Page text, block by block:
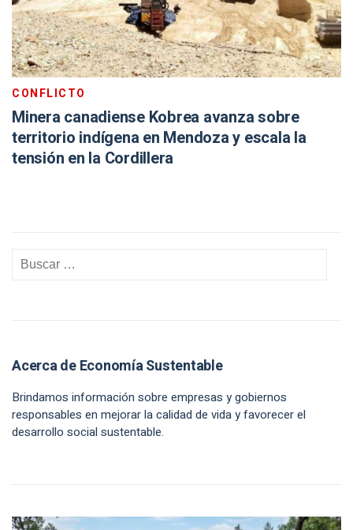
CONFLICTO
Minera canadiense Kobrea avanza sobre
territorio indígena en Mendoza y escala la
tensión en la Cordillera
Acerca de Economía Sustentable
Brindamos información sobre empresas y gobiernos
responsables en mejorar la calidad de vida y favorecer el
desarrollo social sustentable.